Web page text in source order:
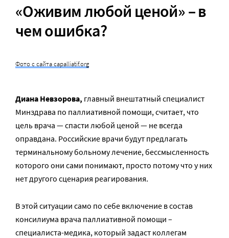
«Оживим любой ценой» – в
чем ошибка?
Фото с сайта capalliatif.org
Диана Невзорова, главный внештатный специалист
Минздрава по паллиативной помощи, считает, что
цель врача — спасти любой ценой — не всегда
оправдана. Российские врачи будут предлагать
терминальному больному лечение, бессмысленность
которого они сами понимают, просто потому что у них
нет другого сценария реагирования.
В этой ситуации само по себе включение в состав
консилиума врача паллиативной помощи –
специалиста-медика, который задаст коллегам